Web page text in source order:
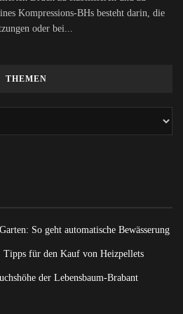
Kompressions-BHs besteht darin, die
oder bei...
THEMEN
So geht automatische Bewässerung
für den Kauf von Heizpellets
der Lebensbaum-Brabant